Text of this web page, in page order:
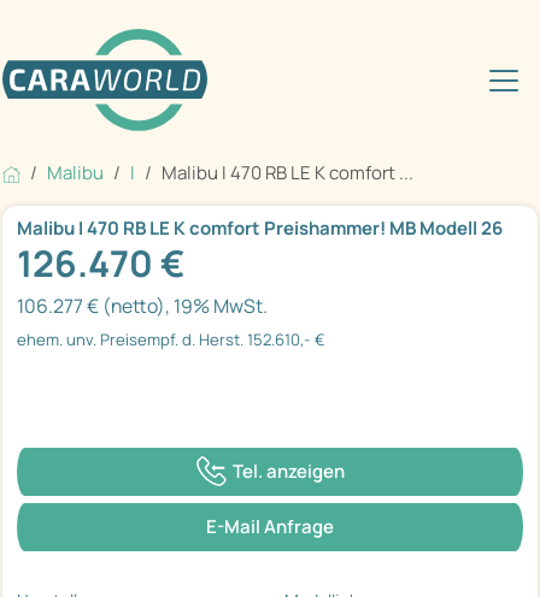
Malibu I Malibu I 470 RB LE K comfort ...
Malibu I 470 RB LE K comfort Preishammer! MB Modell 26
126.470 €
106.277 € (netto), 19% MwSt.
ehem. unv. Preisempf. d. Herst. 152.610,- €
Tel. anzeigen
E-Mail Anfrage